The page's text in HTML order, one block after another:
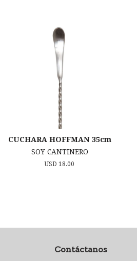
CUCHARA HOFFMAN 35cm
SOY CANTINERO
Precio
USD 18.00
Contáctanos